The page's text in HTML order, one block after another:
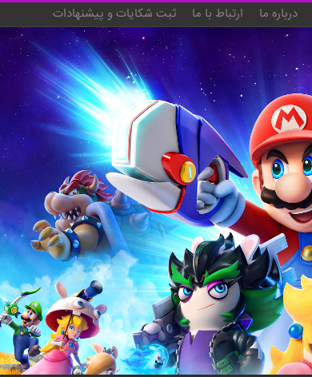
درباره ما ارتباط با ما ثبت شکایات و پیشنهادات